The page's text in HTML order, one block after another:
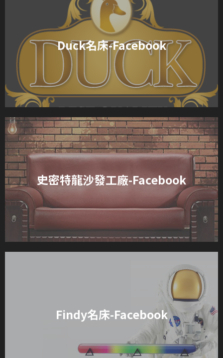
Duck名床-Facebook
史密特龍沙發工廠-Facebook
Findy名床-Facebook